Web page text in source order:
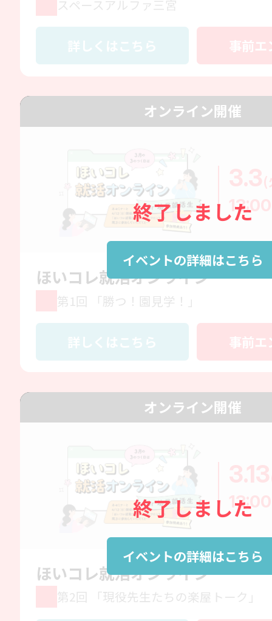
スペースアルファ三宮
詳しくはこちら 事前エ
終了しました
イベントの詳細はこちら
オンライン開催
3.3(
ほいコレ就活オンライン
第1回 「勝つ！園見学！」
詳しくはこちら 事前エ
終了しました
イベントの詳細はこちら
オンライン開催
3.13
ほいコレ就活オンライン
第2回 「現役先生たちの楽屋トーク」